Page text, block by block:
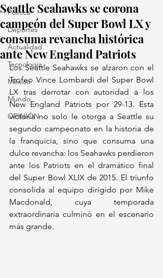
Política
Deportes
Actualidad
Tecnología
México
Mundo
OPINIÓN
Seattle Seahawks se corona
campeón del Super Bowl LX y
consuma revancha histórica
ante New England Patriots
Los Seattle Seahawks se alzaron con el
Trofeo Vince Lombardi del Super Bowl
LX tras derrotar con autoridad a los
New England Patriots por 29-13. Esta
victoria no solo le otorga a Seattle su
segundo campeonato en la historia de
la franquicia, sino que consuma una
dulce revancha: los Seahawks perdieron
ante los Patriots en el dramático final
del Super Bowl XLIX de 2015. El triunfo
consolida al equipo dirigido por Mike
Macdonald, cuya temporada
extraordinaria culminó en el escenario
más grande.